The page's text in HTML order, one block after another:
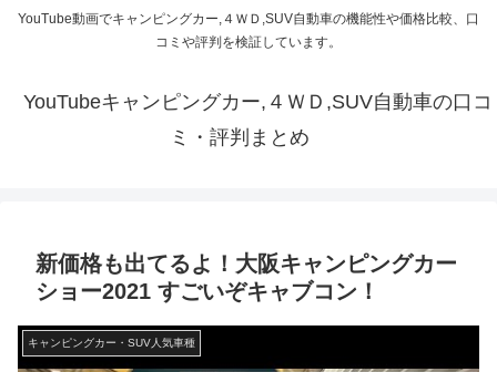
YouTube動画でキャンピングカー,４ＷＤ,SUV自動車の機能性や価格比較、口
コミや評判を検証しています。
YouTubeキャンピングカー,４ＷＤ,SUV自動車の口コ
ミ・評判まとめ
新価格も出てるよ！大阪キャンピングカー
ショー2021 すごいぞキャブコン！
キャンピングカー・SUV人気車種